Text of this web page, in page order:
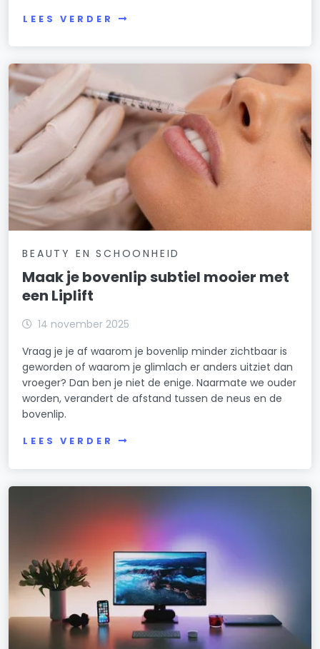
LEES VERDER
BEAUTY EN SCHOONHEID
Maak je bovenlip subtiel mooier met
een Liplift
14 november 2025
Vraag je je af waarom je bovenlip minder zichtbaar is
geworden of waarom je glimlach er anders uitziet dan
vroeger? Dan ben je niet de enige. Naarmate we ouder
worden, verandert de afstand tussen de neus en de
bovenlip.
LEES VERDER